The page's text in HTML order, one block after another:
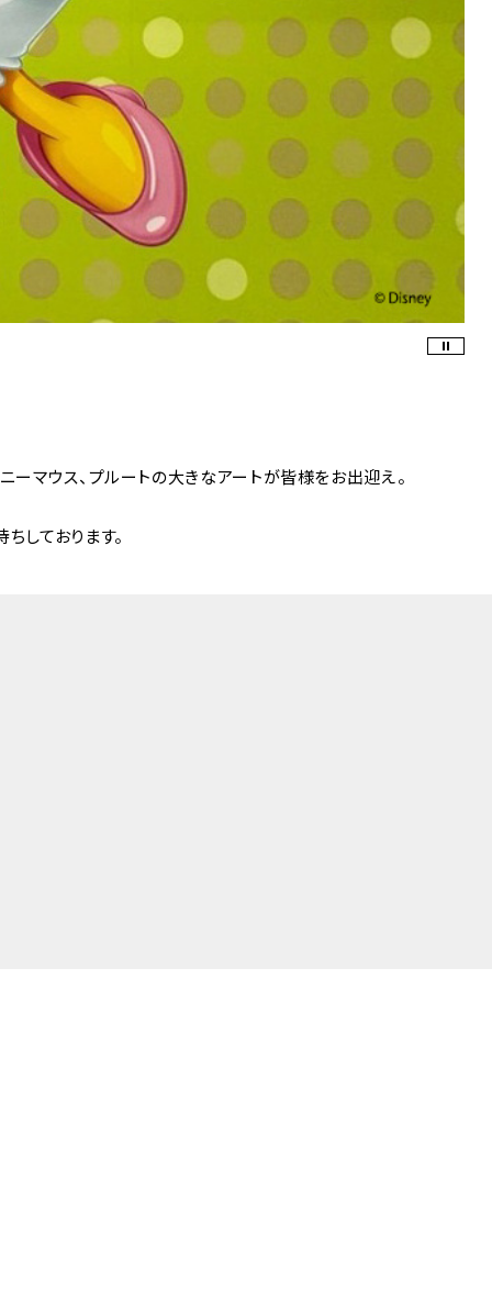
ーマウス、プルートの大きなアートが皆様をお出迎え。
しております。